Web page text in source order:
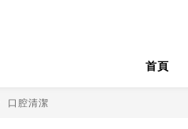
首頁
口腔清潔